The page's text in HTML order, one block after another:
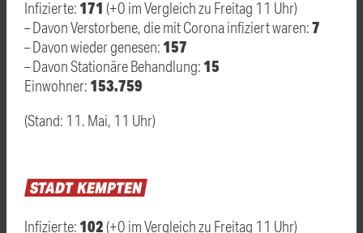
Infizierte:171 (+0 im Vergleich zu Freitag 11 Uhr)
– Davon Verstorbene, die mit Corona infiziert waren:7
– Davon wieder genesen:157
– Davon Stationäre Behandlung:15
Einwohner:153.759
(Stand: 11. Mai, 11 Uhr)
STADTKEMPTEN
Infizierte:102 (+0 im Vergleich zu Freitag 11 Uhr)